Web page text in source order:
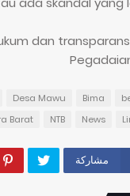
dan
Bima
Desa Mawu
News
NTB
Barat
مشاركة